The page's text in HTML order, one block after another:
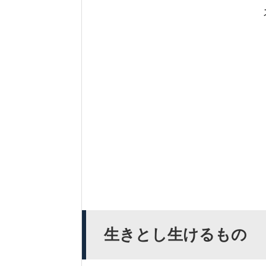
生きとし生けるもの